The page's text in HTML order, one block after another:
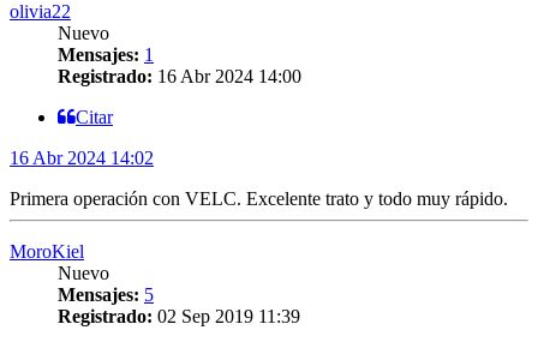
olivia22
Nuevo
Mensajes: 1
Registrado: 16 Abr 2024 14:00
Citar
16 Abr 2024 14:02
Primera operación con VELC. Excelente trato y todo muy rápido.
MoroKiel
Nuevo
Mensajes: 5
Registrado: 02 Sep 2019 11:39